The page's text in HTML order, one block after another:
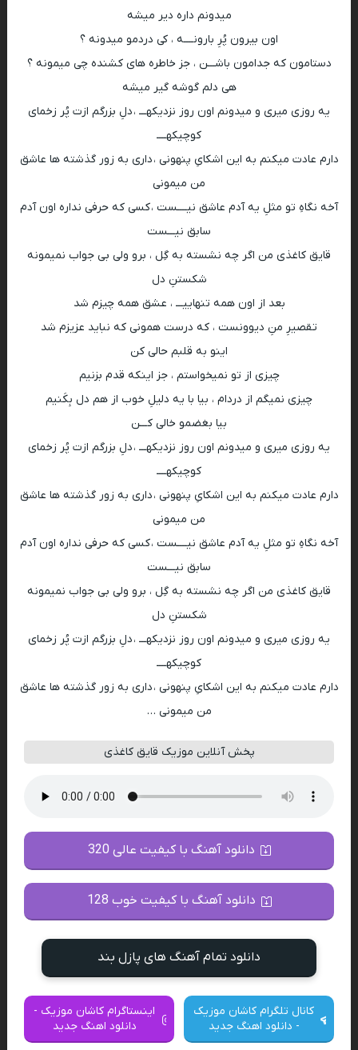
میدونم داره دیر میشه
اون بیرون پُرِ بارونــــه ، کی دردمو میدونه ؟
دستامون که جدامون باشـــن ، جز خاطره های کشنده چی میمونه ؟
هی دلم گوشه گیر میشه
یه روزی میری و میدونم اون روز نزدیکهـــ ، دلِ بزرگم ازت پُر زخمای
کوچیکهــــ
دارم عادت میکنم به این اشکایِ پنهونی ، داری به زور گذشته ها عاشق
من میمونی
آخه نگاهِ تو مثلِ یه آدم عاشق نیــــست ، کسی که حرفی نداره اون آدم
سابق نیـــست
قایق کاغذی من اگر چه نشسته به گِل ، برو ولی بی جواب نمیمونه
شکستنِ دل
بعد از اون همه تنهاییـــ ، عشق همه چیزم شد
تقصیرِ منِ دیوونست ، که درست همونی که نباید عزیزم شد
اینو به قلبم حالی کن
چیزی از تو نمیخواستم ، جز اینکه قدم بزنیم
چیزی نمیگم از دردام ، بیا با یه دلیلِ خوب از هم دل بِکَنیم
بیا بغضمو خالی کـــن
یه روزی میری و میدونم اون روز نزدیکهـــ ، دلِ بزرگم ازت پُر زخمای
کوچیکهــــ
دارم عادت میکنم به این اشکایِ پنهونی ، داری به زور گذشته ها عاشق
من میمونی
آخه نگاهِ تو مثلِ یه آدم عاشق نیــــست ، کسی که حرفی نداره اون آدم
سابق نیـــست
قایق کاغذی من اگر چه نشسته به گِل ، برو ولی بی جواب نمیمونه
شکستنِ دل
یه روزی میری و میدونم اون روز نزدیکهـــ ، دلِ بزرگم ازت پُر زخمای
کوچیکهــــ
دارم عادت میکنم به این اشکایِ پنهونی ، داری به زور گذشته ها عاشق
من میمونی …
پخش آنلاین موزیک قایق کاغذی
دانلود آهنگ با کیفیت عالی 320
دانلود آهنگ با کیفیت خوب 128
دانلود تمام آهنگ های پازل بند
کانال تلگرام کاشان موزیک
- دانلود اهنگ جدید
اینستاگرام کاشان موزیک -
دانلود اهنگ جدید